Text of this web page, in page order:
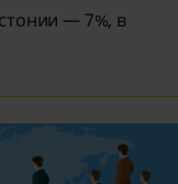
— 7%, в